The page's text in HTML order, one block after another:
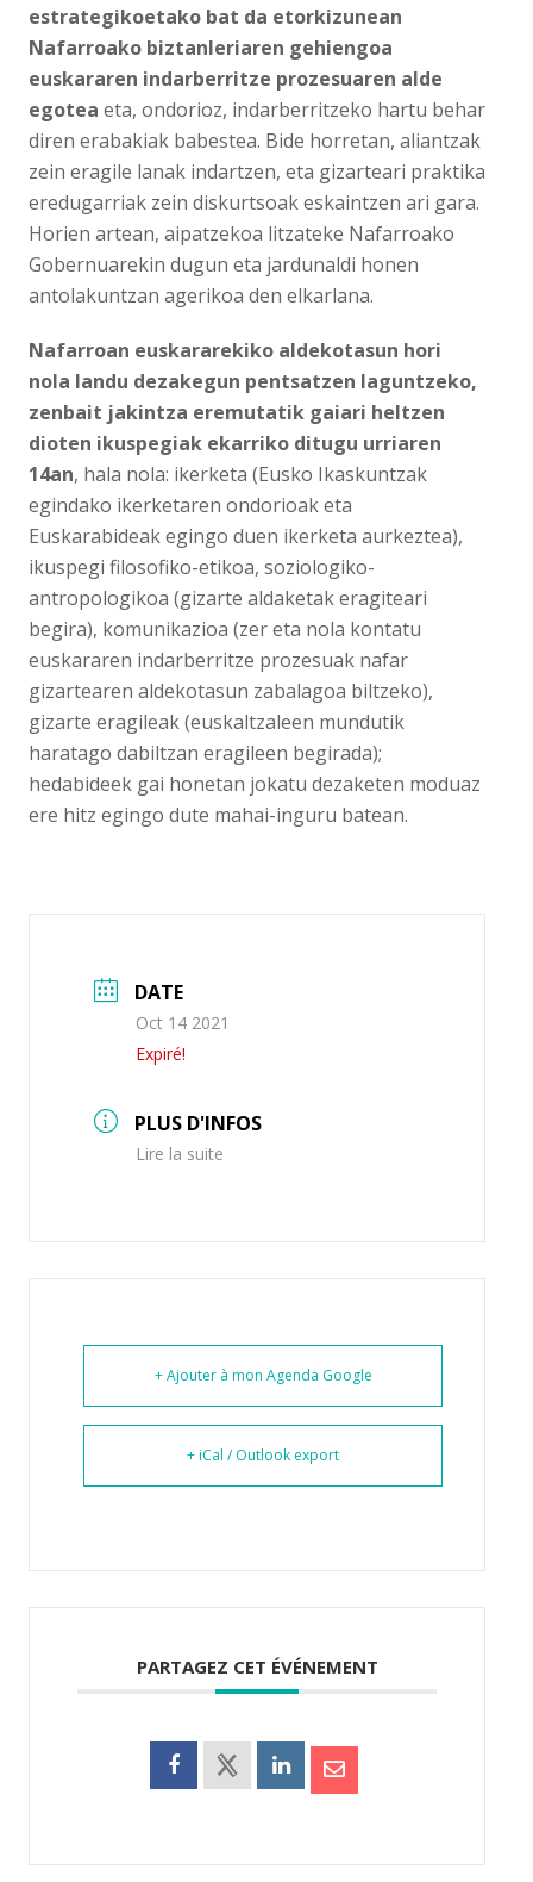
estrategikoetako bat da etorkizunean
Nafarroako biztanleriaren gehiengoa
euskararen indarberritze prozesuaren alde
egotea eta, ondorioz, indarberritzeko hartu behar
diren erabakiak babestea. Bide horretan, aliantzak
zein eragile lanak indartzen, eta gizarteari praktika
eredugarriak zein diskurtsoak eskaintzen ari gara.
Horien artean, aipatzekoa litzateke Nafarroako
Gobernuarekin dugun eta jardunaldi honen
antolakuntzan agerikoa den elkarlana.
Nafarroan euskararekiko aldekotasun hori
nola landu dezakegun pentsatzen laguntzeko,
zenbait jakintza eremutatik gaiari heltzen
dioten ikuspegiak ekarriko ditugu urriaren
14an, hala nola: ikerketa (Eusko Ikaskuntzak
egindako ikerketaren ondorioak eta
Euskarabideak egingo duen ikerketa aurkeztea),
ikuspegi filosofiko-etikoa, soziologiko-
antropologikoa (gizarte aldaketak eragiteari
begira), komunikazioa (zer eta nola kontatu
euskararen indarberritze prozesuak nafar
gizartearen aldekotasun zabalagoa biltzeko),
gizarte eragileak (euskaltzaleen mundutik
haratago dabiltzan eragileen begirada);
hedabideek gai honetan jokatu dezaketen moduaz
ere hitz egingo dute mahai-inguru batean.
DATE
Oct 14 2021
Expiré!
PLUS D'INFOS
Lire la suite
+ Ajouter à mon Agenda Google
+ iCal / Outlook export
PARTAGEZ CET ÉVÉNEMENT